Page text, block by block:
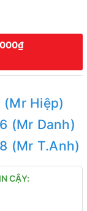
Hiệp)
(Mr Danh)
(Mr T.Anh)
CẬY: